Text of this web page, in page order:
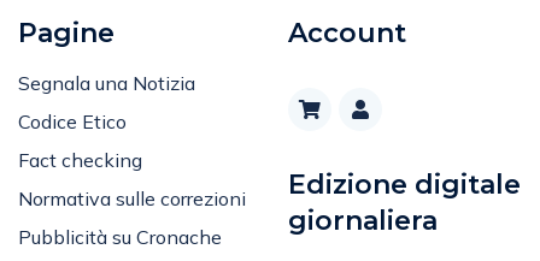
Pagine
Segnala una Notizia
Codice Etico
Fact checking
Normativa sulle correzioni
Pubblicità su Cronache
Account
Edizione digitale
giornaliera